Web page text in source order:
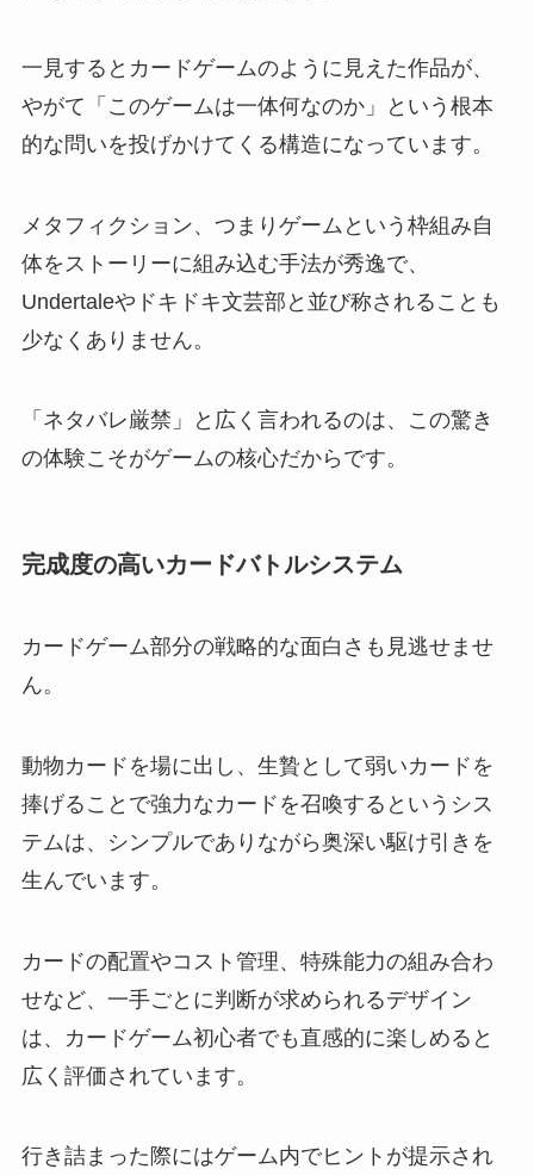
一見するとカードゲームのように見えた作品が、
やがて「このゲームは一体何なのか」という根本
的な問いを投げかけてくる構造になっています。
メタフィクション、つまりゲームという枠組み自
体をストーリーに組み込む手法が秀逸で、
Undertaleやドキドキ文芸部と並び称されることも
少なくありません。
「ネタバレ厳禁」と広く言われるのは、この驚き
の体験こそがゲームの核心だからです。
完成度の高いカードバトルシステム
カードゲーム部分の戦略的な面白さも見逃せませ
ん。
動物カードを場に出し、生贄として弱いカードを
捧げることで強力なカードを召喚するというシス
テムは、シンプルでありながら奥深い駆け引きを
生んでいます。
カードの配置やコスト管理、特殊能力の組み合わ
せなど、一手ごとに判断が求められるデザイン
は、カードゲーム初心者でも直感的に楽しめると
広く評価されています。
行き詰まった際にはゲーム内でヒントが提示され